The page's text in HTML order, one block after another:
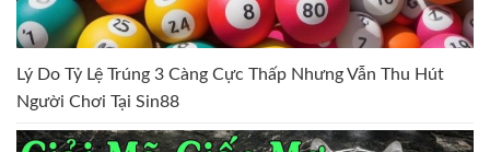
Lý Do Tỷ Lệ Trúng 3 Càng Cực Thấp Nhưng Vẫn Thu Hút
Người Chơi Tại Sin88